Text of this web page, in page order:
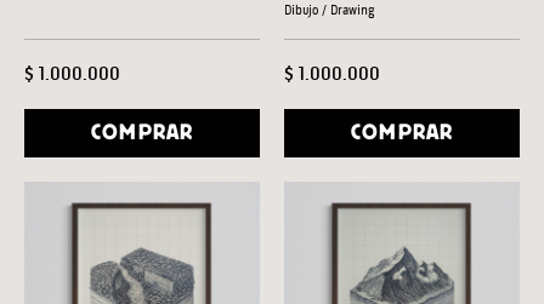
$ 1.000.000
COMPRAR
Dibujo / Drawing
$ 1.000.000
COMPRAR